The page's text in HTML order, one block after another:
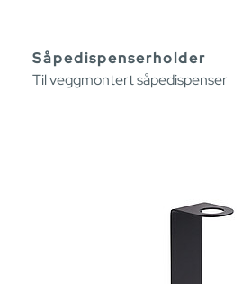
Såpedispenserholder
Til veggmontert såpedispenser